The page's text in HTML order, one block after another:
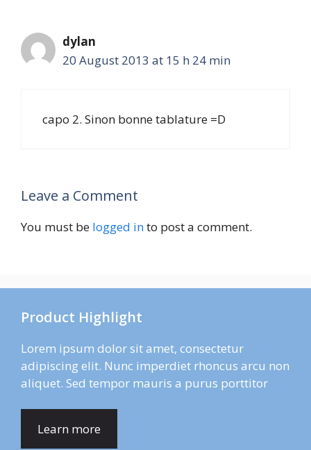
dylan
20 August 2013 at 15 h 24 min
capo 2. Sinon bonne tablature =D
Leave a Comment
You must be logged into post a comment.
Product Highlight
Lorem ipsum dolor sit amet, consectetur
adipiscing elit. Nunc imperdiet rhoncus arcu non
aliquet. Sed tempor mauris a purus porttitor
Learn more